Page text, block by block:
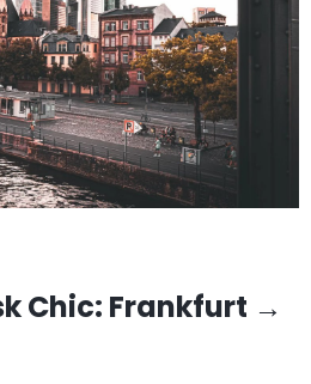
Chic: Frankfurt →